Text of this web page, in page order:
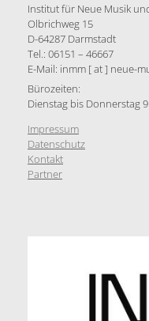
Institut für Neue Musik
Olbrichweg 15
D-64287 Darmstadt
Tel.: 06151 – 46667
E-Mail: inmm [ at ] neue-
Bürozeiten:
Dienstag bis Donnerstag
Impressum
Datenschutz
Kontakt
Partner